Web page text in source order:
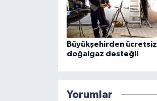
Büyükşehirden ücretsiz
doğalgaz desteği!
Yorumlar